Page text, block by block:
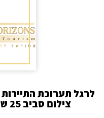
צילום סביב 25 שנה של תיירות בישראל